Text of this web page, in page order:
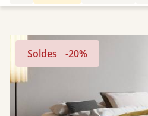
Soldes -20%